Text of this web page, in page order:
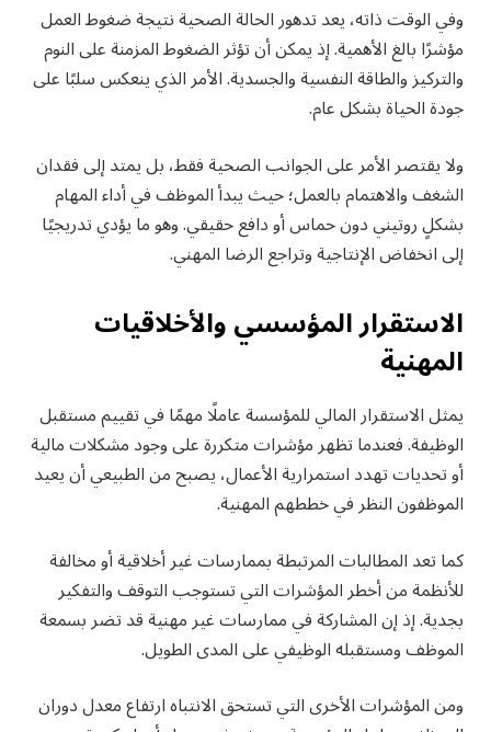
وفي الوقت ذاته، يعد تدهور الحالة الصحية نتيجة ضغوط العمل
مؤشرًا بالغ الأهمية. إذ يمكن أن تؤثر الضغوط المزمنة على النوم
والتركيز والطاقة النفسية والجسدية. الأمر الذي ينعكس سلبًا على
جودة الحياة بشكل عام.
ولا يقتصر الأمر على الجوانب الصحية فقط، بل يمتد إلى فقدان
الشغف والاهتمام بالعمل؛ حيث يبدأ الموظف في أداء المهام
بشكلٍ روتيني دون حماس أو دافع حقيقي. وهو ما يؤدي تدريجيًا
إلى انخفاض الإنتاجية وتراجع الرضا المهني.
الاستقرار المؤسسي والأخلاقيات
المهنية
يمثل الاستقرار المالي للمؤسسة عاملًا مهمًا في تقييم مستقبل
الوظيفة. فعندما تظهر مؤشرات متكررة على وجود مشكلات مالية
أو تحديات تهدد استمرارية الأعمال، يصبح من الطبيعي أن يعيد
الموظفون النظر في خططهم المهنية.
كما تعد المطالبات المرتبطة بممارسات غير أخلاقية أو مخالفة
للأنظمة من أخطر المؤشرات التي تستوجب التوقف والتفكير
بجدية. إذ إن المشاركة في ممارسات غير مهنية قد تضر بسمعة
الموظف ومستقبله الوظيفي على المدى الطويل.
ومن المؤشرات الأخرى التي تستحق الانتباه ارتفاع معدل دوران